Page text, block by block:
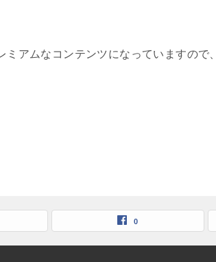
アムなコンテンツになっていますので、
0